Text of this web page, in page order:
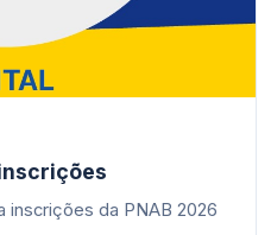
inscrições da PNAB 2026